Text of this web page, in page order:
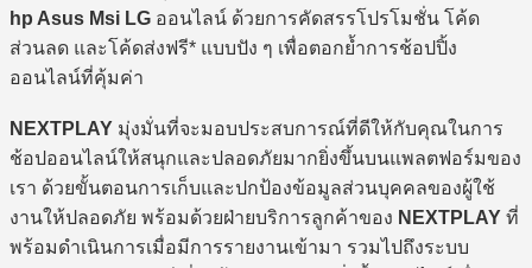
hp Asus Msi LG ออนไลน์ ด้วยการคัดสรรโปรโมชั่น โค้ด
ส่วนลด และโค้ดส่งฟรี* แบบปัง ๆ เพื่อตอกย้ำการช้อปปิ้ง
ออนไลน์ที่คุ้มค่า
NEXTPLAY มุ่งมั่นที่จะมอบประสบการณ์ที่ดีให้กับคุณในการ
ช้อปออนไลน์ให้สนุกและปลอดภัยมากยิ่งขึ้นบนแพลตฟอร์มของ
เรา ด้วยขั้นตอนการเก็บและปกป้องข้อมูลส่วนบุคคลของผู้ใช้
งานให้ปลอดภัย พร้อมด้วยฝ่ายบริการลูกค้าของ NEXTPLAY ที่
พร้อมดำเนินการเมื่อมีการรายงานเข้ามา รวมไปถึงระบบ